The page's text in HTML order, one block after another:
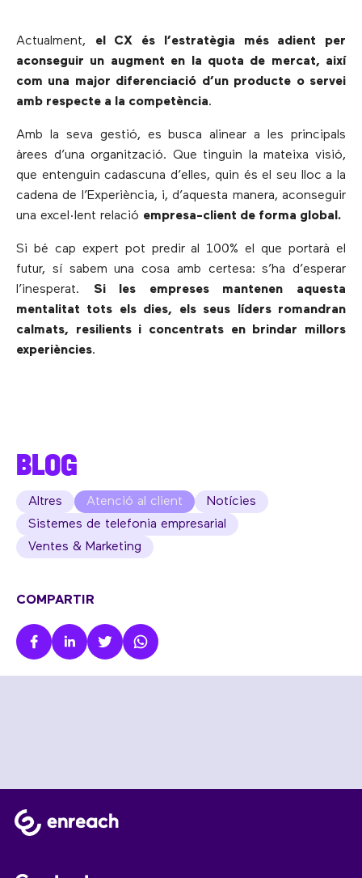
Actualment, el CX és l’estratègia més adient per
aconseguir un augment en la quota de mercat, així
com una major diferenciació d’un producte o servei
amb respecte a la competència.
Amb la seva gestió, es busca alinear a les principals
àrees d’una organització. Que tinguin la mateixa visió,
que entenguin cadascuna d’elles, quin és el seu lloc a la
cadena de l’Experiència, i, d’aquesta manera, aconseguir
una excel·lent relació empresa-client de forma global.
Si bé cap expert pot predir al 100% el que portarà el
futur, sí sabem una cosa amb certesa: s’ha d’esperar
l’inesperat. Si les empreses mantenen aquesta
mentalitat tots els dies, els seus líders romandran
calmats, resilients i concentrats en brindar millors
experiències.
BLOG
Altres Atenció al client
Notícies
Sistemes de telefonia empresarial
Ventes & Marketing
COMPARTIR